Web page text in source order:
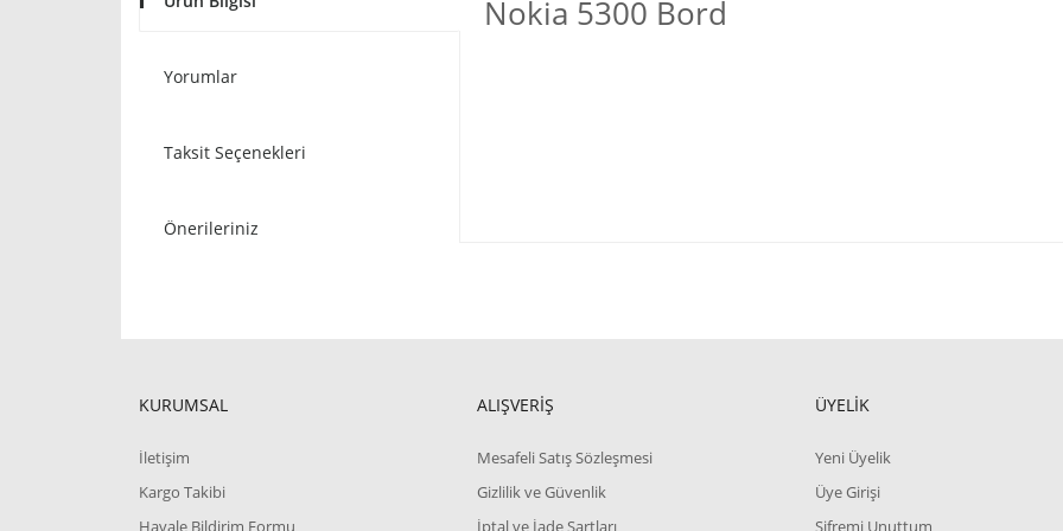
Yorumlar
Taksit Seçenekleri
Önerileriniz
Nokia 5300 Bord
KURUMSAL
İletişim
Kargo Takibi
Havale Bildirim Formu
ALIŞVERİŞ
Mesafeli Satış Sözleşmesi
Gizlilik ve Güvenlik
İptal ve İade Şartları
ÜYELİK
Yeni Üyelik
Üye Girişi
Şifremi Unuttum